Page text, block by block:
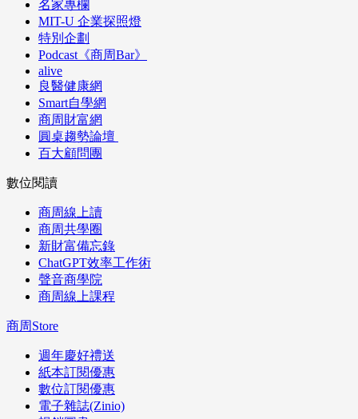
名家專欄
MIT-U 企業探照燈
特別企劃
Podcast《商周Bar》
alive
良醫健康網
Smart自學網
商周財富網
圓桌趨勢論壇
百大顧問團
數位閱讀
商周線上讀
商周共學圈
新財富備忘錄
ChatGPT效率工作術
聲音商學院
商周線上課程
商周Store
週年慶好禮送
紙本訂閱優惠
數位訂閱優惠
電子雜誌(Zinio)